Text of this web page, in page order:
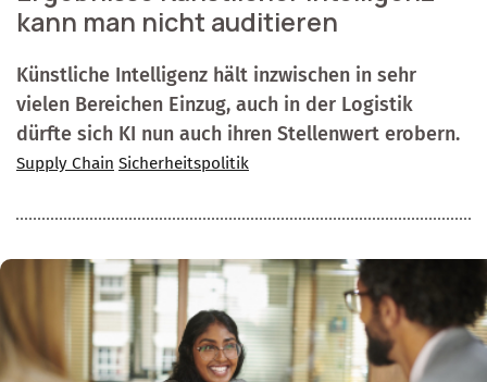
kann man nicht auditieren
Künstliche Intelligenz hält inzwischen in sehr
vielen Bereichen Einzug, auch in der Logistik
dürfte sich KI nun auch ihren Stellenwert erobern.
Supply Chain Sicherheitspolitik